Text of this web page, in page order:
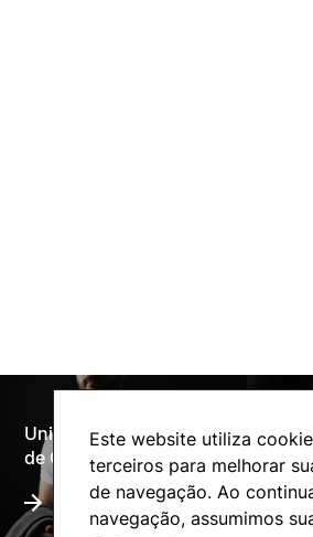
Este website utiliza
terceiros para melhorar
de navegação. Ao
navegação, assumimos
Universidade Politécnica
de Coimbra